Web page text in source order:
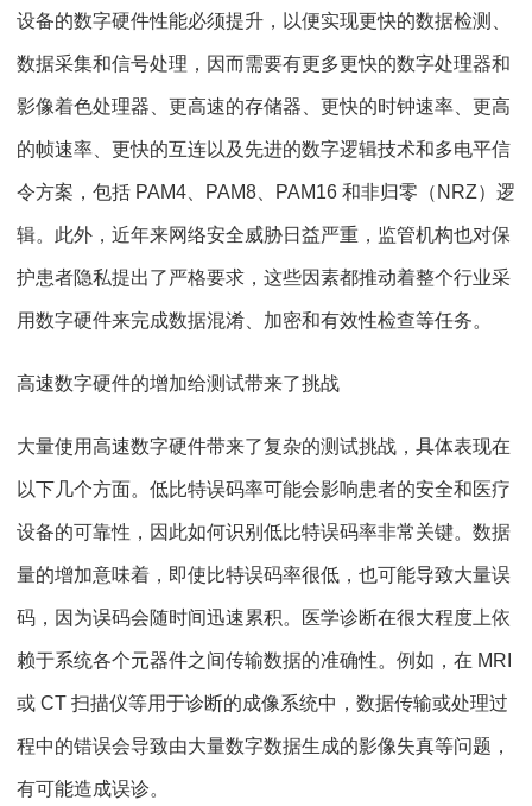
设备的数字硬件性能必须提升，以便实现更快的数据检测、
数据采集和信号处理，因而需要有更多更快的数字处理器和
影像着色处理器、更高速的存储器、更快的时钟速率、更高
的帧速率、更快的互连以及先进的数字逻辑技术和多电平信
令方案，包括 PAM4、PAM8、PAM16 和非归零（NRZ）逻
辑。此外，近年来网络安全威胁日益严重，监管机构也对保
护患者隐私提出了严格要求，这些因素都推动着整个行业采
用数字硬件来完成数据混淆、加密和有效性检查等任务。
高速数字硬件的增加给测试带来了挑战
大量使用高速数字硬件带来了复杂的测试挑战，具体表现在
以下几个方面。低比特误码率可能会影响患者的安全和医疗
设备的可靠性，因此如何识别低比特误码率非常关键。数据
量的增加意味着，即使比特误码率很低，也可能导致大量误
码，因为误码会随时间迅速累积。医学诊断在很大程度上依
赖于系统各个元器件之间传输数据的准确性。例如，在 MRI
或 CT 扫描仪等用于诊断的成像系统中，数据传输或处理过
程中的错误会导致由大量数字数据生成的影像失真等问题，
有可能造成误诊。